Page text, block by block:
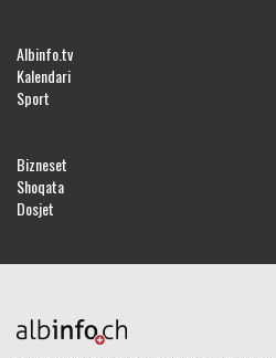
Albinfo.tv
Kalendari
Sport
Bizneset
Shoqata
Dosjet